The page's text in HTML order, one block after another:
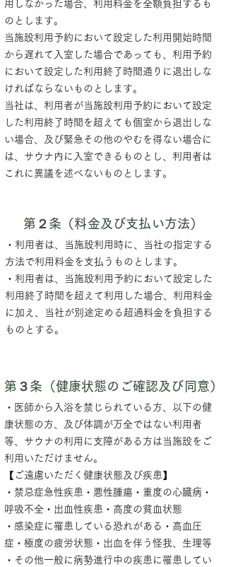
用しなかった場合、利用料金を全額負担するも
のとします。
当施設利用予約において設定した利用開始時間
から遅れて入室した場合であっても、利用予約
において設定した利用終了時間通りに退出しな
ければならないものとします。
当社は、利用者が当施設利用予約において設定
した利用終了時間を超えても個室から退出しな
い場合、及び緊急その他のやむを得ない場合に
は、サウナ内に入室できるものとし、利用者は
これに異議を述べないものとします。
第２条（料金及び支払い方法）
・利用者は、当施設利用時に、当社の指定する
方法で利用料金を支払うものとします。
・利用者は、当施設利用予約において設定した
利用終了時間を超えて利用した場合、利用料金
に加え、当社が別途定める超過料金を負担する
ものとする。
第３条（健康状態のご確認及び同意）
・医師から入浴を禁じられている方、以下の健
康状態の方、及び体調が万全ではない利用者
等、サウナの利用に支障がある方は当施設をご
利用いただけません。
【ご遠慮いただく健康状態及び疾患】
・禁忌症急性疾患・悪性腫瘍・重度の心臓病・
呼吸不全・出血性疾患・高度の貧血状態
・感染症に罹患している恐れがある・高血圧
症・極度の疲労状態・出血を伴う怪我、生理等
・その他一般に病勢進行中の疾患に罹患してい